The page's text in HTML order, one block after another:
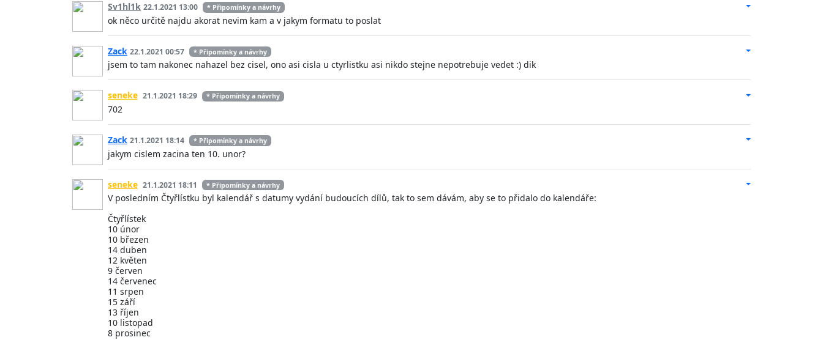
Sv1hl1k 22.1.2021 13:00 * Připomínky a návrhy
ok něco určitě najdu akorat nevim kam a v jakym formatu to poslat
Zack 22.1.2021 00:57 * Připomínky a návrhy
jsem to tam nakonec nahazel bez cisel, ono asi cisla u ctyrlistku asi nikdo stejne nepotrebuje vedet :) dik
seneke 21.1.2021 18:29 * Připomínky a návrhy
702
Zack 21.1.2021 18:14 * Připomínky a návrhy
jakym cislem zacina ten 10. unor?
seneke 21.1.2021 18:11 * Připomínky a návrhy
V posledním Čtyřlístku byl kalendář s datumy vydání budoucích dílů, tak to sem dávám, aby se to přidalo do kalendáře:
Čtyřlístek
10 únor
10 březen
14 duben
12 květen
9 červen
14 červenec
11 srpen
15 září
13 říjen
10 listopad
8 prosinec